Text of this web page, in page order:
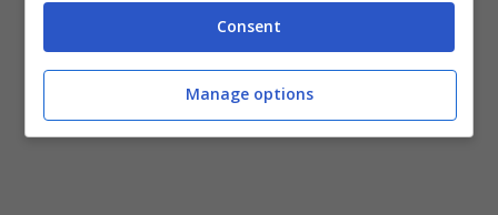
nonostante fosse sempre stata una donna
privata,a un certo punto ha dovuto mettere un
punto e denunciare, perché non ne poteva più.
Consent
Manage options